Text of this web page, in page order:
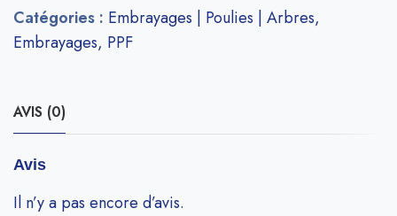
Catégories : Embrayages | Poulies | Arbres,
Embrayages, PPF
AVIS (0)
Avis
Il n’y a pas encore d’avis.